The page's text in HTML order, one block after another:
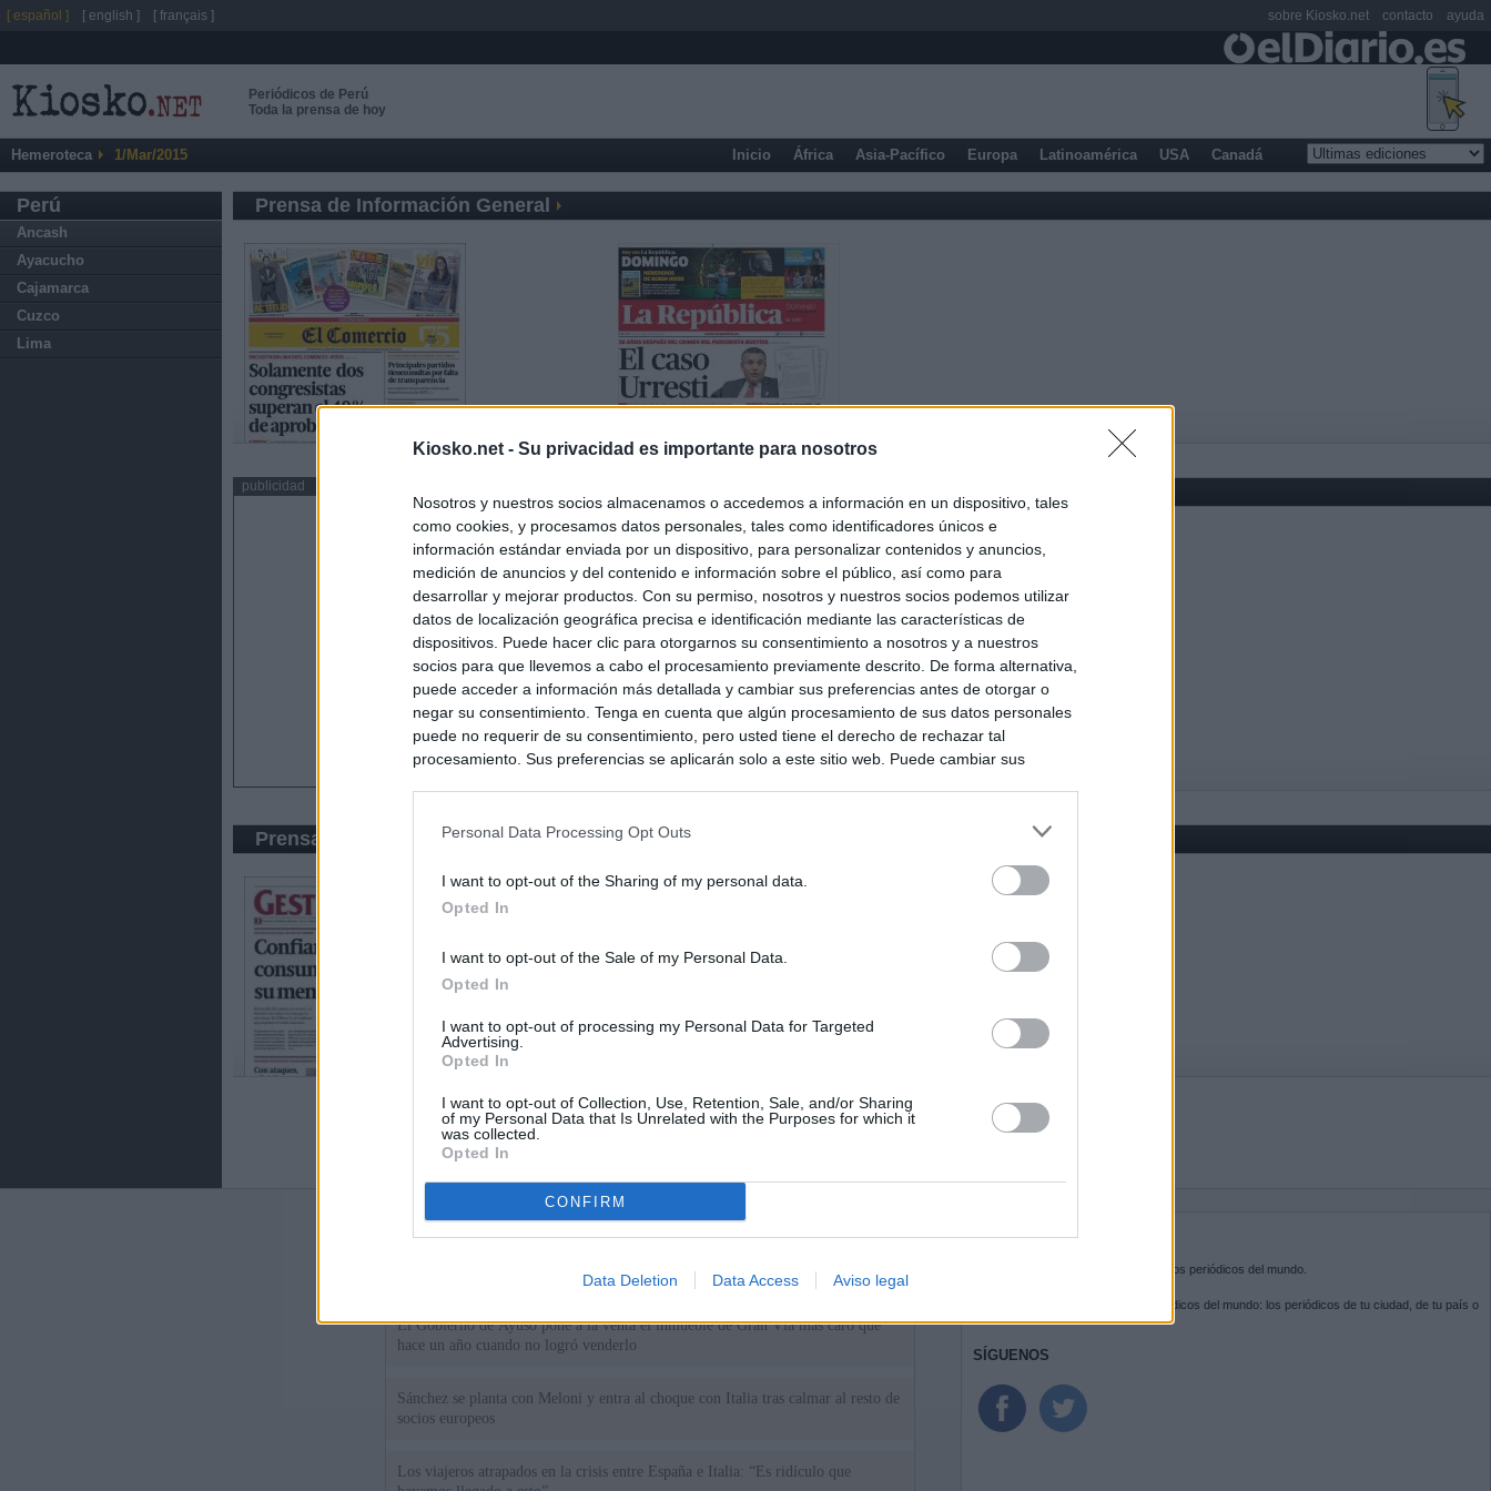
Kiosko.net - Su privacidad es importante para nosotros
Nosotros y nuestros socios almacenamos o accedemos a información en un dispositivo, tales
como cookies, y procesamos datos personales, tales como identificadores únicos e
información estándar enviada por un dispositivo, para personalizar contenidos y anuncios,
medición de anuncios y del contenido e información sobre el público, así como para
desarrollar y mejorar productos. Con su permiso, nosotros y nuestros socios podemos utilizar
datos de localización geográfica precisa e identificación mediante las características de
dispositivos. Puede hacer clic para otorgarnos su consentimiento a nosotros y a nuestros
socios para que llevemos a cabo el procesamiento previamente descrito. De forma alternativa,
puede acceder a información más detallada y cambiar sus preferencias antes de otorgar o
negar su consentimiento. Tenga en cuenta que algún procesamiento de sus datos personales
puede no requerir de su consentimiento, pero usted tiene el derecho de rechazar tal
procesamiento. Sus preferencias se aplicarán solo a este sitio web. Puede cambiar sus
Personal Data Processing Opt Outs
I want to opt-out of the Sharing of my personal data.
Opted In
I want to opt-out of the Sale of my Personal Data.
Opted In
I want to opt-out of processing my Personal Data for Targeted
Advertising.
Opted In
I want to opt-out of Collection, Use, Retention, Sale, and/or Sharing
of my Personal Data that Is Unrelated with the Purposes for which it
was collected.
Opted In
CONFIRM
Data Deletion Data Access Aviso legal
Periódicos de Perú
Toda la prensa de hoy
Hemeroteca 1/Mar/2015 Inicio África Asia-Pacífico Europa Latinoamérica USA Canadá
Perú
Ancash
Ayacucho
Cajamarca
Cuzco
Lima
Prensa de Información General
publicidad Prensa Deportiva
Prensa Económica
Últimas noticias
El uso personal de Ayuso de las instituciones de la Comunidad de Madrid
El Gobierno de Ayuso pone a la venta el inmueble de Gran Vía más caro que
hace un año cuando no logró venderlo
Sánchez se planta con Meloni y entra al choque con Italia tras calmar al resto de
socios europeos
Los viajeros atrapados en la crisis entre España e Italia: “Es ridículo que
es la puerta de entrada a los periódicos del mundo.
Navega por las portadas de los periódicos del mundo: los periódicos de tu ciudad, de tu país o
SÍGUENOS
[ español ] [ english ] [ français ] sobre Kiosko.net contacto ayuda